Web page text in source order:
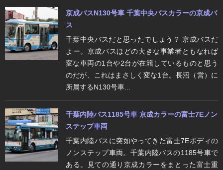
京成バスN130号車 千葉中央バスカラーの京成バ
ス
千葉中央バスだと思ったでしょう？ 京成バスだ
よー。京成バスほどの大きな事業者ともなれば
変な車両の1台や2台が在籍しているものと思う
のだが、これはまさしく変な1台。長沼（営）に
所属するN130号車...
千葉内陸バス1185号車 京成カラーの富士7Eノン
ステップ車両
千葉内陸バスに突如やってきた富士7Eボディの
ノンステップ車両。千葉内陸バスの1185号車で
ある。見ての通り京成カラーをまとった富士重